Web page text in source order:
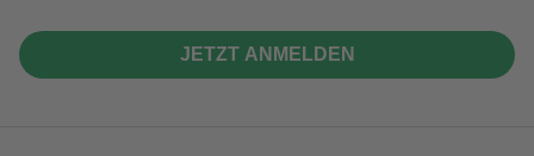
JETZT ANMELDEN